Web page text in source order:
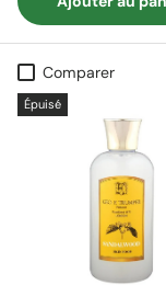
Comparer
Épuisé